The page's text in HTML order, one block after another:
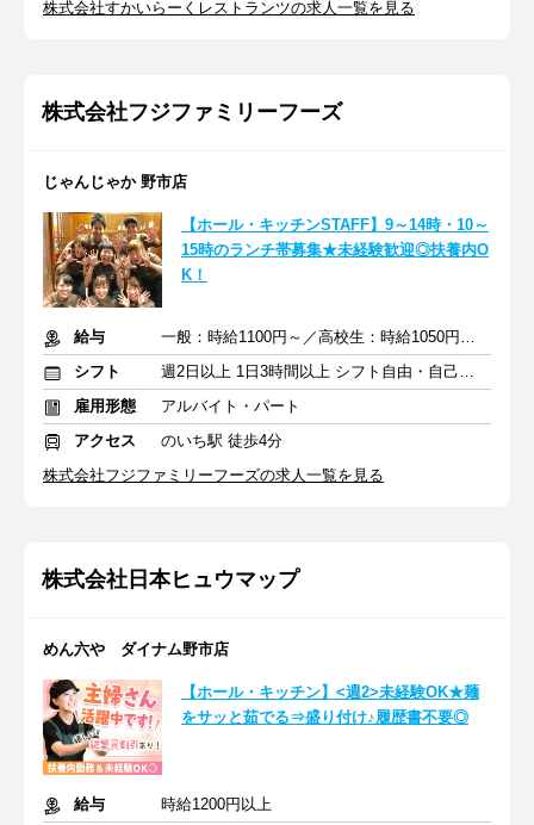
株式会社すかいらーくレストランツの求人一覧を見る
株式会社フジファミリーフーズ
じゃんじゃか 野市店
【ホール・キッチンSTAFF】9～14時・10～
15時のランチ帯募集★未経験歓迎◎扶養内O
K！
給与
一般：時給1100円～／高校生：時給1050円～＋交通費支給
シフト
週2日以上 1日3時間以上 シフト自由・自己申告
雇用形態
アルバイト・パート
アクセス
のいち駅 徒歩4分
株式会社フジファミリーフーズの求人一覧を見る
株式会社日本ヒュウマップ
めん六や ダイナム野市店
【ホール・キッチン】<週2>未経験OK★麺
をサッと茹でる⇒盛り付け♪履歴書不要◎
給与
時給1200円以上